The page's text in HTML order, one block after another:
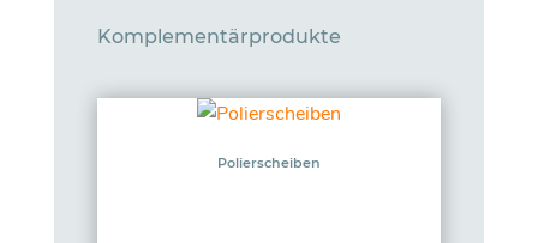
Komplementärprodukte
Polierscheiben